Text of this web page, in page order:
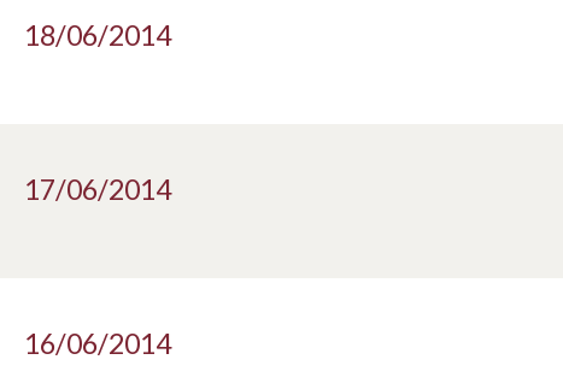
18/06/2014
17/06/2014
16/06/2014